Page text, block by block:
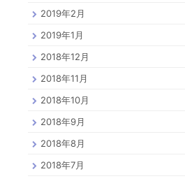
2019年2月
2019年1月
2018年12月
2018年11月
2018年10月
2018年9月
2018年8月
2018年7月